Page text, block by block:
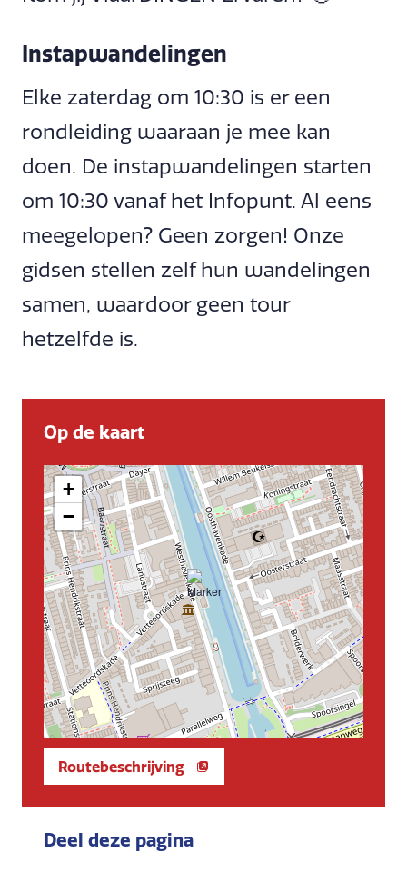
Instapwandelingen
Elke zaterdag om 10:30 is er een
rondleiding waaraan je mee kan
doen. De instapwandelingen starten
om 10:30 vanaf het Infopunt. Al eens
meegelopen? Geen zorgen! Onze
gidsen stellen zelf hun wandelingen
samen, waardoor geen tour
hetzelfde is.
Op de kaart
+
−
Routebeschrijving
Deel deze pagina